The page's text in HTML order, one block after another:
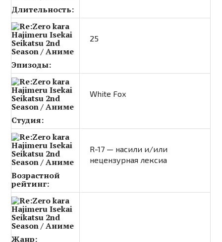
Длительность:
Эпизоды:
25
Студия:
White Fox
Возрастной
рейтинг:
R-17 — насили и/или
нецензурная лексиа
Жанр: